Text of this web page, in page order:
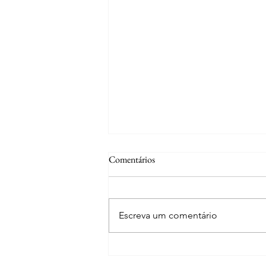
Comentários
Escreva um comentário